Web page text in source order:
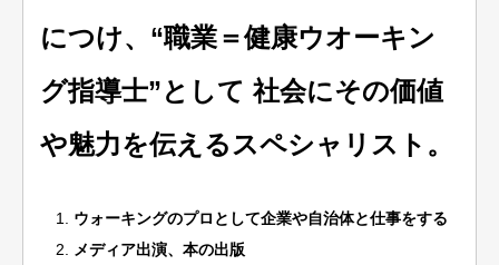
につけ、“職業＝健康ウオーキン
グ指導士”として 社会にその価値
や魅力を伝えるスペシャリスト。
ウォーキングのプロとして企業や自治体と仕事をする
メディア出演、本の出版